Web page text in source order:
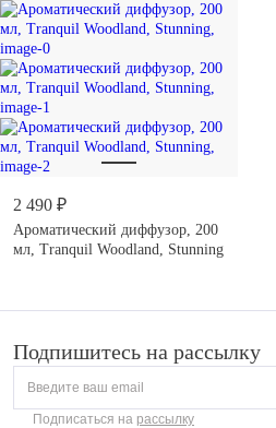
2 490 ₽
Ароматический диффузор, 200
мл, Tranquil Woodland, Stunning
Подпишитесь на рассылку
Введите ваш email
Подписаться на рассылку